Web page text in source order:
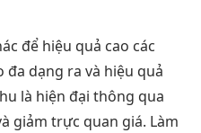
để hiệu quả cao các
đa dạng ra và hiệu quả
là hiện đại thông qua
giảm trực quan giá. Làm